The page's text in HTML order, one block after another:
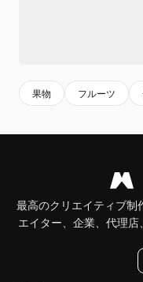
果物 フルーツ
最高のクリエイティブ制
エイター、企業、代理